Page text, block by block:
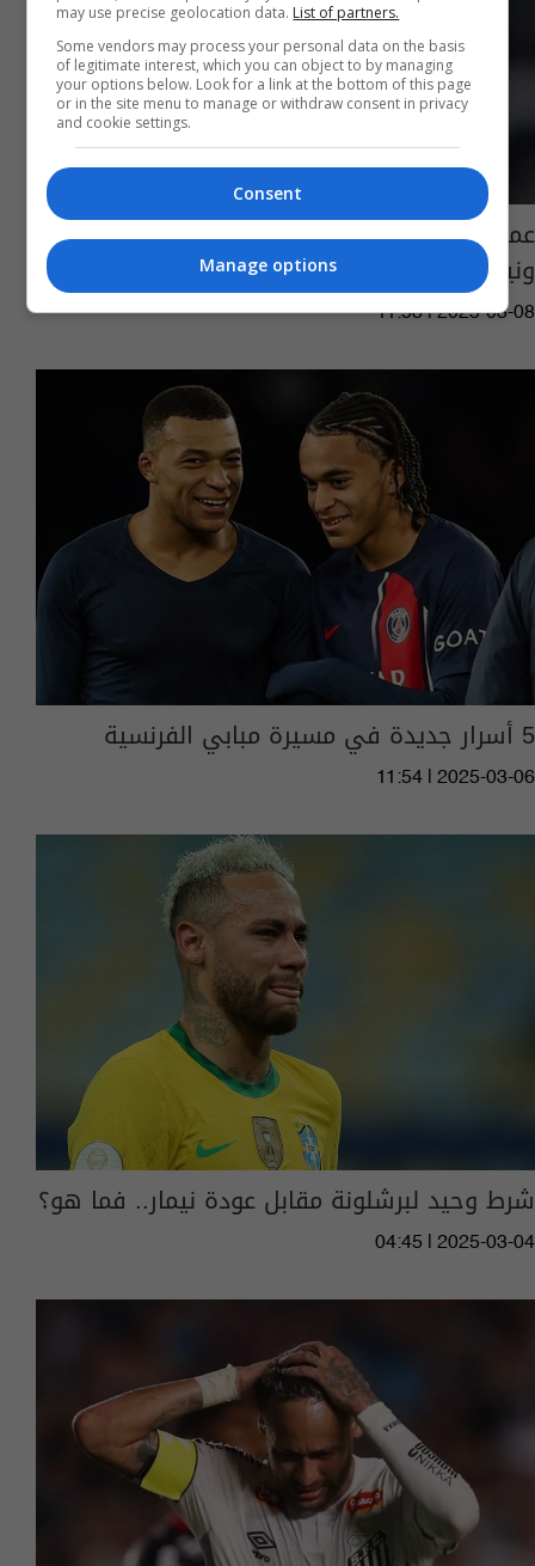
عملاق أوروبي يقطع طريق التفاوض بين برشلونة
ونيمار
11:53 | 2025-03-08
5 أسرار جديدة في مسيرة مبابي الفرنسية
11:54 | 2025-03-06
شرط وحيد لبرشلونة مقابل عودة نيمار.. فما هو؟
04:45 | 2025-03-04
may use precise geolocation data. List of partners.
Some vendors may process your personal data on the basis
of legitimate interest, which you can object to by managing
your options below. Look for a link at the bottom of this page
or in the site menu to manage or withdraw consent in privacy
and cookie settings.
Consent
Manage options